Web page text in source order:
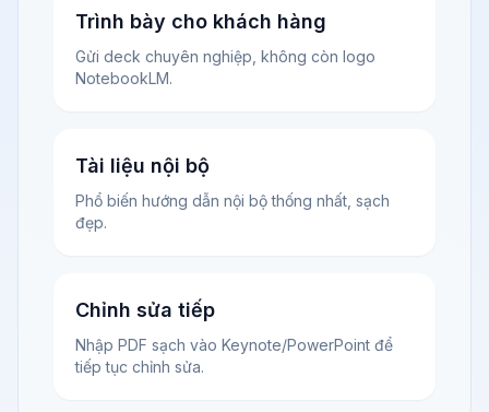
Trình bày cho khách hàng
Gửi deck chuyên nghiệp, không còn logo
NotebookLM.
Tài liệu nội bộ
Phổ biến hướng dẫn nội bộ thống nhất, sạch
đẹp.
Chỉnh sửa tiếp
Nhập PDF sạch vào Keynote/PowerPoint để
tiếp tục chỉnh sửa.